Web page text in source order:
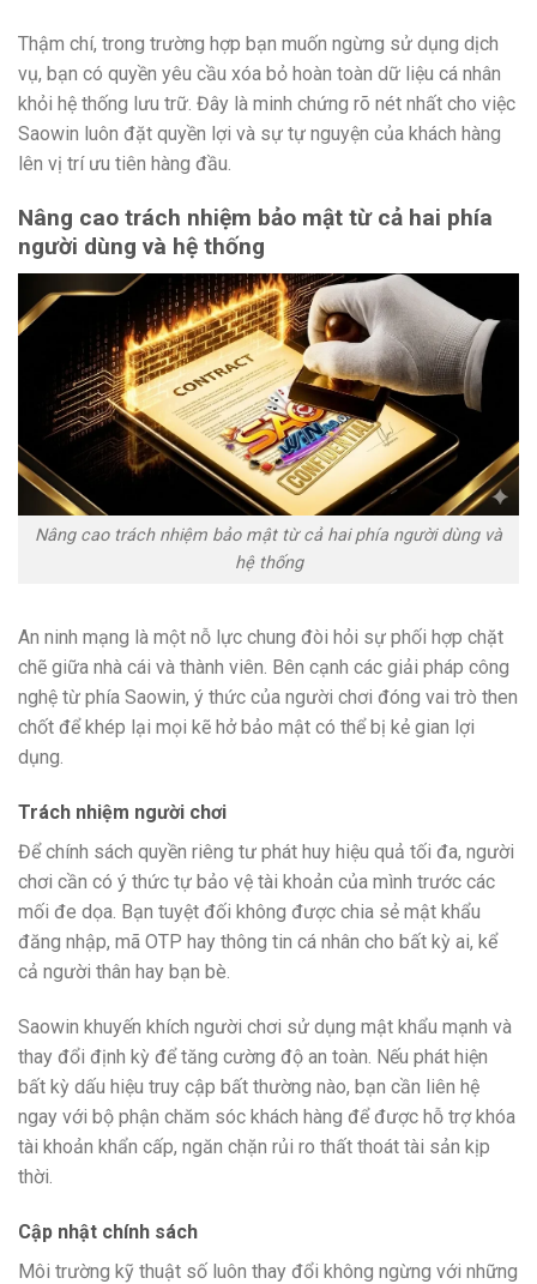
Thậm chí, trong trường hợp bạn muốn ngừng sử dụng dịch
vụ, bạn có quyền yêu cầu xóa bỏ hoàn toàn dữ liệu cá nhân
khỏi hệ thống lưu trữ. Đây là minh chứng rõ nét nhất cho việc
Saowin luôn đặt quyền lợi và sự tự nguyện của khách hàng
lên vị trí ưu tiên hàng đầu.
Nâng cao trách nhiệm bảo mật từ cả hai phía
người dùng và hệ thống
Nâng cao trách nhiệm bảo mật từ cả hai phía người dùng và
hệ thống
An ninh mạng là một nỗ lực chung đòi hỏi sự phối hợp chặt
chẽ giữa nhà cái và thành viên. Bên cạnh các giải pháp công
nghệ từ phía Saowin, ý thức của người chơi đóng vai trò then
chốt để khép lại mọi kẽ hở bảo mật có thể bị kẻ gian lợi
dụng.
Trách nhiệm người chơi
Để chính sách quyền riêng tư phát huy hiệu quả tối đa, người
chơi cần có ý thức tự bảo vệ tài khoản của mình trước các
mối đe dọa. Bạn tuyệt đối không được chia sẻ mật khẩu
đăng nhập, mã OTP hay thông tin cá nhân cho bất kỳ ai, kể
cả người thân hay bạn bè.
Saowin khuyến khích người chơi sử dụng mật khẩu mạnh và
thay đổi định kỳ để tăng cường độ an toàn. Nếu phát hiện
bất kỳ dấu hiệu truy cập bất thường nào, bạn cần liên hệ
ngay với bộ phận chăm sóc khách hàng để được hỗ trợ khóa
tài khoản khẩn cấp, ngăn chặn rủi ro thất thoát tài sản kịp
thời.
Cập nhật chính sách
Môi trường kỹ thuật số luôn thay đổi không ngừng với những